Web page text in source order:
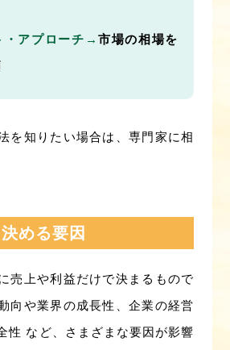
・アプローチ→ 市場の相場を
を知りたい場合は、専門家に相
める要因
売上や利益だけで決まるもので
向や業界の成長性、企業の経営
性 など、さまざまな要因が影響